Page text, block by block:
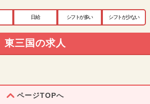
日給 シフトが多い シフトが少ない
東三国の求人
ページTOPへ